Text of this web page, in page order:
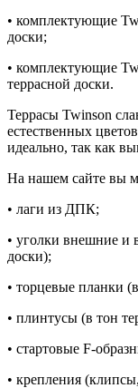
• комплектующие
доски;
• комплектующие
террасной доски.
Террасы Twinson
естественных
идеально, так как
На нашем сайте вы
• лаги из ДПК;
• уголки внешние и
доски);
• торцевые планки
• плинтусы (в тон
• стартовые F-
• крепления